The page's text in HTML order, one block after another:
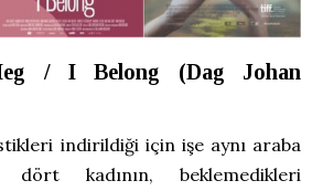
/ I Belong (Dag Johan
indirildiği için işe aynı araba
kadının, beklemedikleri